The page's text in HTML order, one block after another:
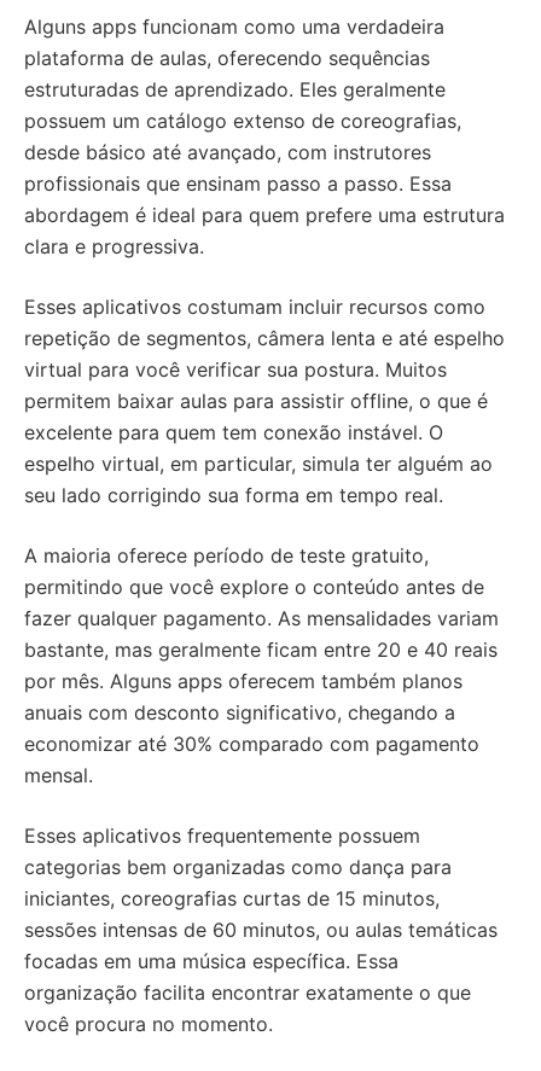
Alguns apps funcionam como uma verdadeira
plataforma de aulas, oferecendo sequências
estruturadas de aprendizado. Eles geralmente
possuem um catálogo extenso de coreografias,
desde básico até avançado, com instrutores
profissionais que ensinam passo a passo. Essa
abordagem é ideal para quem prefere uma estrutura
clara e progressiva.
Esses aplicativos costumam incluir recursos como
repetição de segmentos, câmera lenta e até espelho
virtual para você verificar sua postura. Muitos
permitem baixar aulas para assistir offline, o que é
excelente para quem tem conexão instável. O
espelho virtual, em particular, simula ter alguém ao
seu lado corrigindo sua forma em tempo real.
A maioria oferece período de teste gratuito,
permitindo que você explore o conteúdo antes de
fazer qualquer pagamento. As mensalidades variam
bastante, mas geralmente ficam entre 20 e 40 reais
por mês. Alguns apps oferecem também planos
anuais com desconto significativo, chegando a
economizar até 30% comparado com pagamento
mensal.
Esses aplicativos frequentemente possuem
categorias bem organizadas como dança para
iniciantes, coreografias curtas de 15 minutos,
sessões intensas de 60 minutos, ou aulas temáticas
focadas em uma música específica. Essa
organização facilita encontrar exatamente o que
você procura no momento.